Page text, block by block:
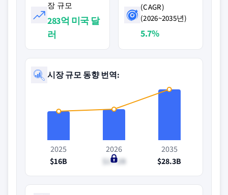
장 규모
283억 미국 달
러
(CAGR)
(2026~2035년)
5.7%
시장 규모 동향 번역:
2025
$16B
2026
$17.2B
2035
$28.3B